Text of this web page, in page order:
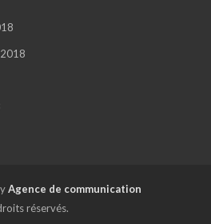
Agence de communication
réservés.